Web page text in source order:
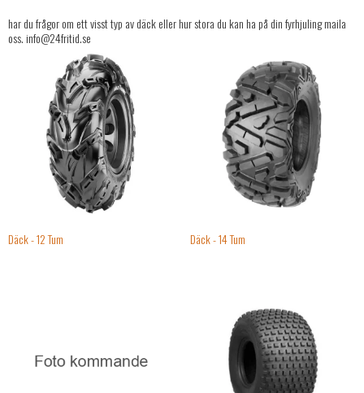
har du frågor om ett visst typ av däck eller hur stora du kan ha på din fyrhjuling maila
oss. info@24fritid.se
Däck - 12 Tum Däck - 14 Tum